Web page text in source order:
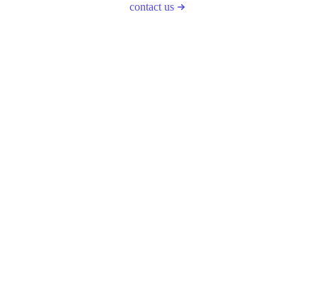
contact us